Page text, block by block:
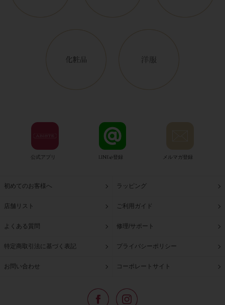
公式アプリ LINE@登録 メルマガ登録
初めてのお客様へ ラッピング
店舗リスト ご利用ガイド
よくある質問 修理/サポート
特定商取引法に基づく表記 プライバシーポリシー
お問い合わせ コーポレートサイト